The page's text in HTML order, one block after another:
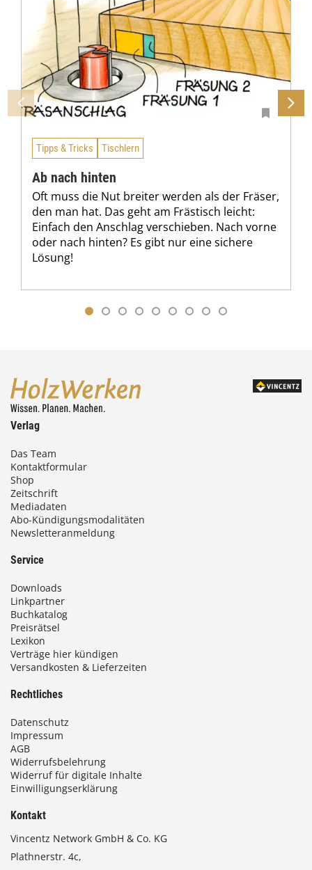
Tipps & Tricks Tischlern
Ab nach hinten
Oft muss die Nut breiter werden als der Fräser,
den man hat. Das geht am Frästisch leicht:
Einfach den Anschlag verschieben. Nach vorne
oder nach hinten? Es gibt nur eine sichere
Lösung!
Verlag
Das Team
Kontaktformular
Shop
Zeitschrift
Mediadaten
Abo-Kündigungsmodalitäten
Newsletteranmeldung
Service
Downloads
Linkpartner
Buchkatalog
Preisrätsel
Lexikon
Verträge hier kündigen
Versandkosten & Lieferzeiten
Rechtliches
Datenschutz
Impressum
AGB
Widerrufsbelehrung
Widerruf für digitale Inhalte
Einwilligungserklärung
Kontakt
Vincentz Network GmbH & Co. KG
Plathnerstr. 4c,